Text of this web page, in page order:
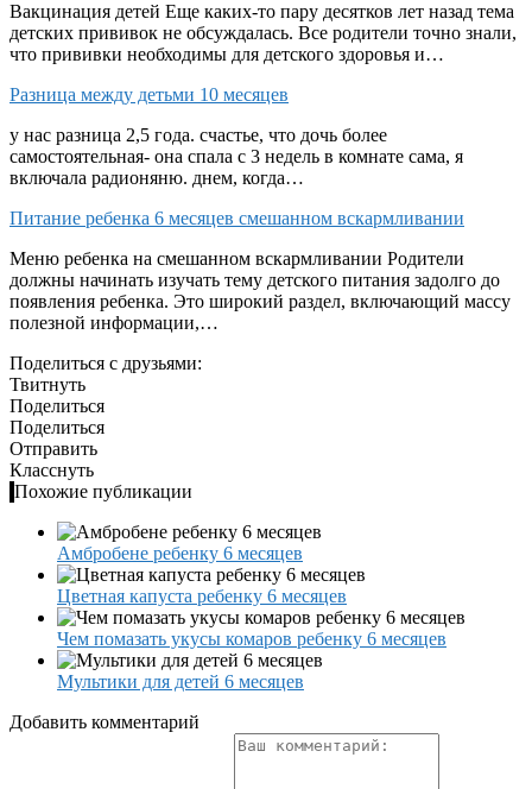
Вакцинация детей Еще каких-то пару десятков лет назад тема
детских прививок не обсуждалась. Все родители точно знали,
что прививки необходимы для детского здоровья и…
Разница между детьми 10 месяцев
у нас разница 2,5 года. счастье, что дочь более
самостоятельная- она спала с 3 недель в комнате сама, я
включала радионяню. днем, когда…
Питание ребенка 6 месяцев смешанном вскармливании
Меню ребенка на смешанном вскармливании Родители
должны начинать изучать тему детского питания задолго до
появления ребенка. Это широкий раздел, включающий массу
полезной информации,…
Поделиться с друзьями:
Твитнуть
Поделиться
Поделиться
Отправить
Класснуть
Похожие публикации
Амбробене ребенку 6 месяцев
Цветная капуста ребенку 6 месяцев
Чем помазать укусы комаров ребенку 6 месяцев
Мультики для детей 6 месяцев
Добавить комментарий